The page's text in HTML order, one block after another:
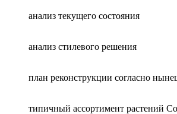
анализ текущего состояния
анализ стилевого решения
план реконструкции согласно
типичный ассортимент растений